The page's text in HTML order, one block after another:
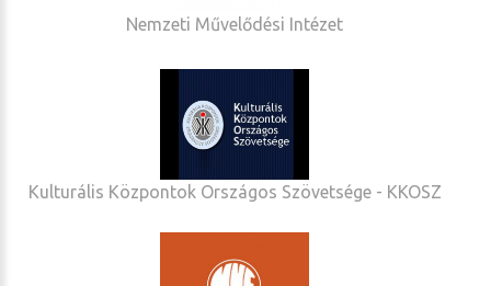
Nemzeti Művelődési Intézet
Kulturális Központok Országos Szövetsége - KKOSZ